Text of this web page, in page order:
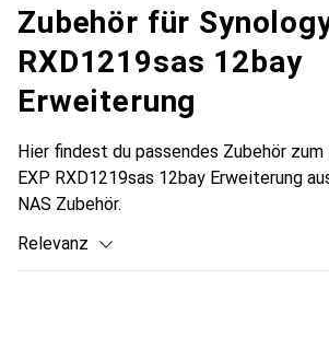
Zubehör für
RXD1219sas 12bay
Erweiterung
Hier findest du passendes Zubehör
EXP RXD1219sas 12bay Erweiterung
NAS Zubehör.
Relevanz